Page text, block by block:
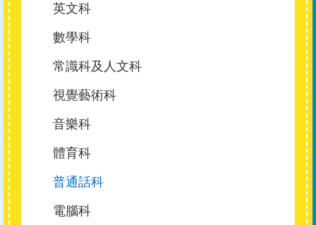
英文科
數學科
常識科及人文科
視覺藝術科
音樂科
體育科
普通話科
電腦科